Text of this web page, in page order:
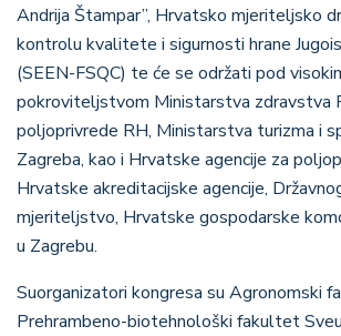
Andrija Štampar”, Hrvatsko mjeriteljsko
kontrolu kvalitete i sigurnosti hrane
(SEEN-FSQC) te će se održati pod
pokroviteljstvom Ministarstva zdravstva
poljoprivrede RH, Ministarstva turizma i
Zagreba, kao i Hrvatske agencije za
Hrvatske akreditacijske agencije,
mjeriteljstvo, Hrvatske gospodarske
u Zagrebu.
Suorganizatori kongresa su Agronomski
Prehrambeno-biotehnološki fakultet